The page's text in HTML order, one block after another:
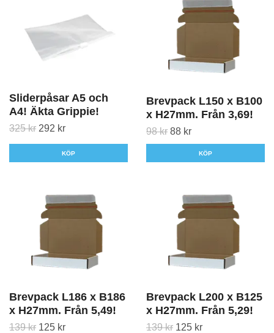
Sliderpåsar A5 och
A4! Äkta Grippie!
325 kr 292 kr
KÖP
Brevpack L150 x B100
x H27mm. Från 3,69!
98 kr 88 kr
KÖP
Brevpack L186 x B186
x H27mm. Från 5,49!
139 kr 125 kr
Brevpack L200 x B125
x H27mm. Från 5,29!
139 kr 125 kr